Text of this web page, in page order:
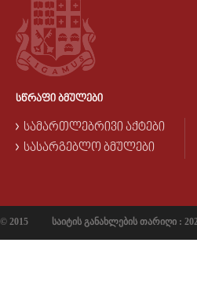
ᲡᲬᲠᲐᲤᲘ ᲑᲛᲣᲚᲔᲑᲘ
ᲡᲐᲛᲐᲠᲗᲚᲔᲑᲠᲘᲕᲘ ᲐᲥᲢᲔᲑᲘ
ᲡᲐᲡᲐᲠᲒᲔᲑᲚᲝ ᲑᲛᲣᲚᲔᲑᲘ
© 2015 საიტის განახლების თარიღი :